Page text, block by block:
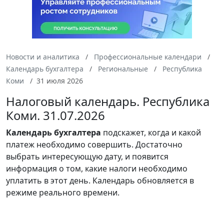
Новости и аналитика
Профессиональные календари
Календарь бухгалтера
Региональные
Республика
Коми
31 июля 2026
Налоговый календарь. Республика
Коми. 31.07.2026
Календарьбухгалтера подскажет, когда и какой
платеж необходимо совершить. Достаточно
выбрать интересующую дату, и появится
информация о том, какие налоги необходимо
уплатить в этот день. Календарь обновляется в
режиме реального времени.